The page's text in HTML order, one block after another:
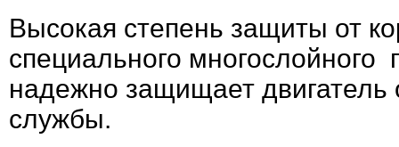
Высокая степень защиты от
специального
надежно защищает двигатель
службы.